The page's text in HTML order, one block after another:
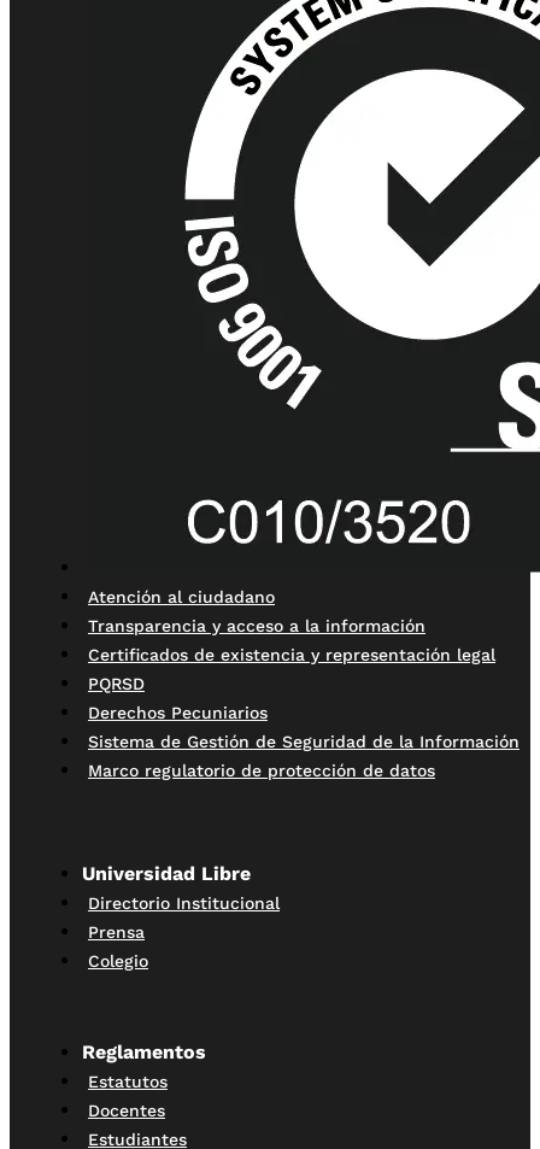
Atención al ciudadano
Transparencia y acceso a la información
Certificados de existencia y representación legal
PQRSD
Derechos Pecuniarios
Sistema de Gestión de Seguridad de la Información
Marco regulatorio de protección de datos
Universidad Libre
Directorio Institucional
Prensa
Colegio
Reglamentos
Estatutos
Docentes
Estudiantes